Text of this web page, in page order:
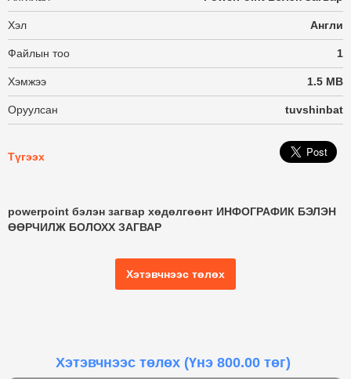
Хэл Англи
Файлын тоо 1
Хэмжээ 1.5 MB
Оруулсан tuvshinbat
Түгээх
powerpoint бэлэн загвар хөдөлгөөнт ИНФОГРАФИК БЭЛЭН
ӨӨРЧИЛЖ БОЛОХХ ЗАГВАР
Хэтэвчнээс төлөх
Хэтэвчнээс төлөх (Үнэ 800.00 төг)